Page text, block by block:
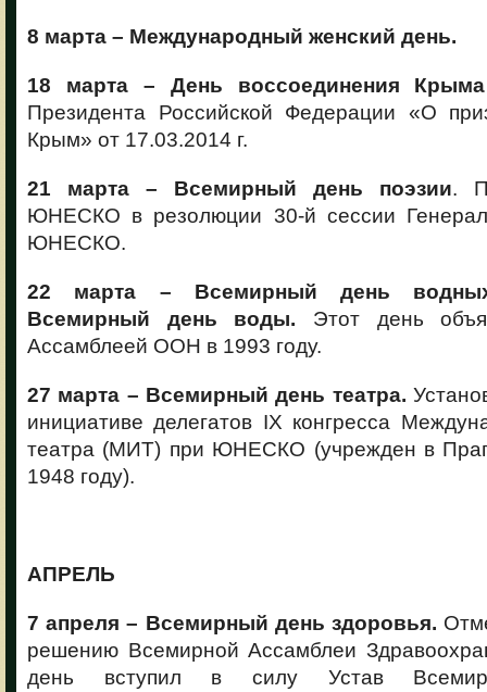
8 марта – Международный женский день.
18 марта – День воссоединения
Президента Российской Федерации «О
Крым» от 17.03.2014 г.
21 марта – Всемирный день поэзии.
ЮНЕСКО в резолюции 30-й сессии
ЮНЕСКО.
22 марта – Всемирный день
Всемирный день воды. Этот день
Ассамблеей ООН в 1993 году.
27 марта – Всемирный день театра.
инициативе делегатов IX конгресса
театра (МИТ) при ЮНЕСКО (учрежден в
1948 году).
АПРЕЛЬ
7 апреля – Всемирный день здоровья.
решению Всемирной Ассамблеи
день вступил в силу Устав